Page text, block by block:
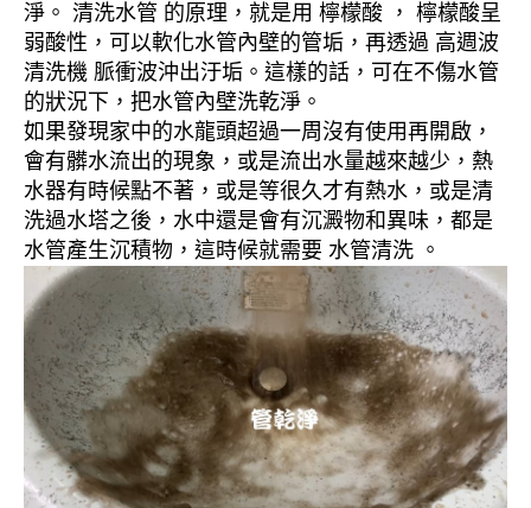
淨。 清洗水管 的原理，就是用 檸檬酸 ， 檸檬酸呈
弱酸性，可以軟化水管內壁的管垢，再透過 高週波
清洗機 脈衝波沖出汙垢。這樣的話，可在不傷水管
的狀況下，把水管內壁洗乾淨。
如果發現家中的水龍頭超過一周沒有使用再開啟，
會有髒水流出的現象，或是流出水量越來越少，熱
水器有時候點不著，或是等很久才有熱水，或是清
洗過水塔之後，水中還是會有沉澱物和異味，都是
水管產生沉積物，這時候就需要 水管清洗 。